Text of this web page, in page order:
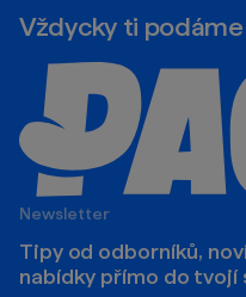
Vždycky ti podáme
Newsletter
Tipy od odborníků,
nabídky přímo do tvojí